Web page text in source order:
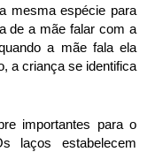
mesma espécie para
de a mãe falar com a
a mãe fala ela
a criança se identifica
importantes para o
laços estabelecem